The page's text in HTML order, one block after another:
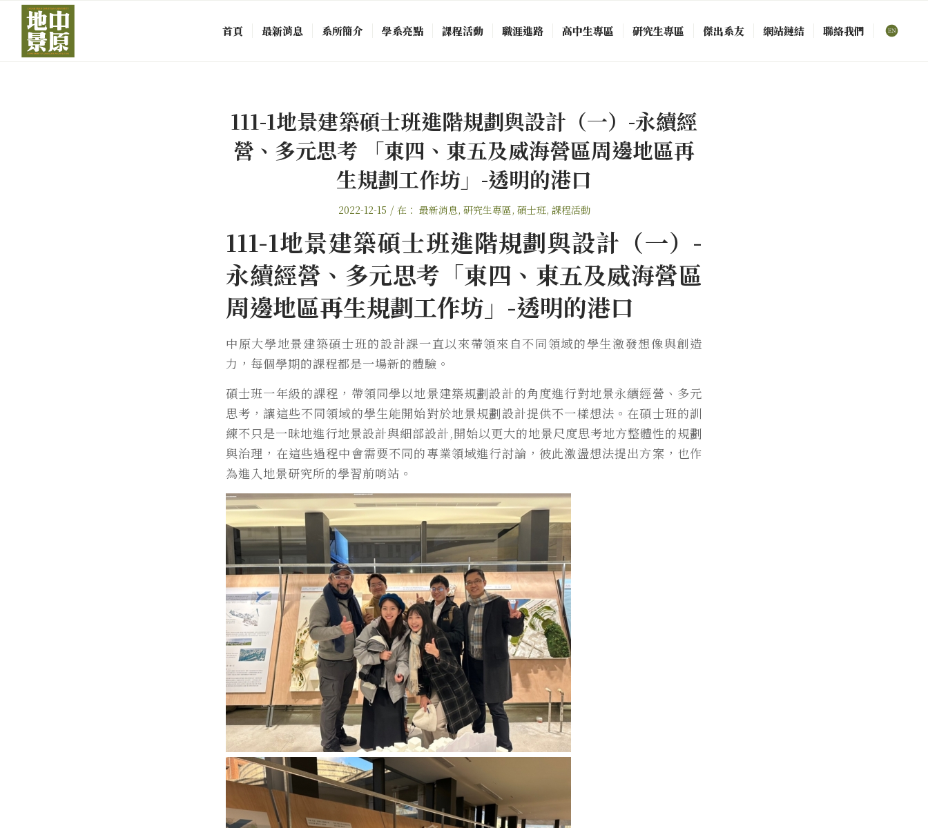
首頁 最新消息 系所簡介 學系亮點 課程活動 職涯進路 高中生專區 研究生專區 傑出系友 網站鏈結 聯絡我們
111-1地景建築碩士班進階規劃與設計（一）-永續經
營、多元思考 「東四、東五及威海營區周邊地區再
生規劃工作坊」-透明的港口
2022-12-15 / 在： 最新消息, 研究生專區, 碩士班, 課程活動
111-1地景建築碩士班進階規劃與設計（一）-
永續經營、多元思考「東四、東五及威海營區
周邊地區再生規劃工作坊」-透明的港口
中原大學地景建築碩士班的設計課一直以來帶領來自不同領域的學生激發想像與創造
力，每個學期的課程都是一場新的體驗。
碩士班一年級的課程，帶領同學以地景建築規劃設計的角度進行對地景永續經營、多元
思考，讓這些不同領域的學生能開始對於地景規劃設計提供不一樣想法。在碩士班的訓
練不只是一昧地進行地景設計與細部設計,開始以更大的地景尺度思考地方整體性的規劃
與治理，在這些過程中會需要不同的專業領域進行討論，彼此激盪想法提出方案，也作
為進入地景研究所的學習前哨站。